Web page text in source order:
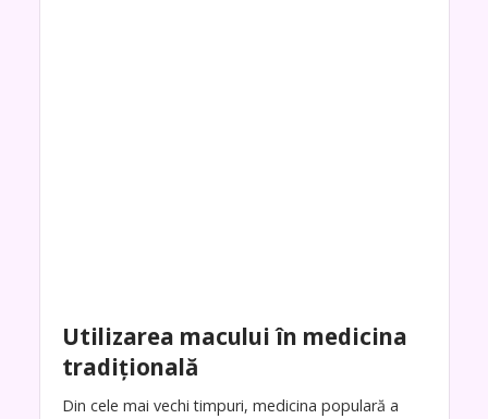
Utilizarea macului în medicina
tradițională
Din cele mai vechi timpuri, medicina populară a